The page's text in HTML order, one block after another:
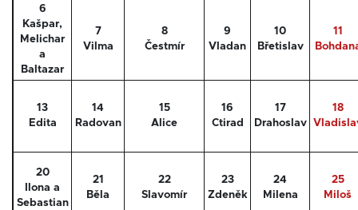
6
Kašpar,
Melichar
a
Baltazar
7
Vilma
8
Čestmír
9
Vladan
10
Břetislav
11
13
Edita
14
Radovan
15
Alice
16
Ctirad
17
Drahoslav
18
20
Ilona a
Sebastian
21
Běla
22
Slavomír
23
Zdeněk
24
Milena
25
Miloš